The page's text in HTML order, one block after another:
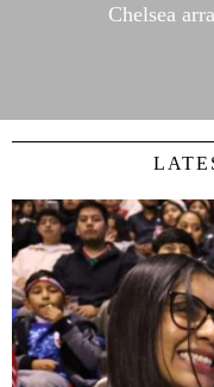
Chelsea